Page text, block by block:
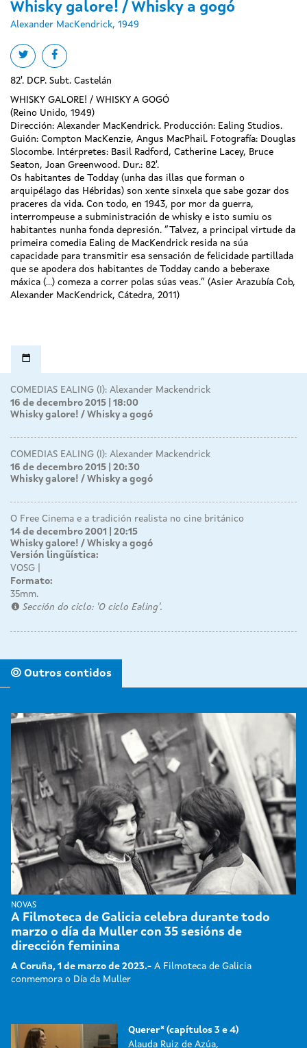
Whisky galore! / Whisky a gogó
Alexander MacKendrick, 1949
Share on twitter
Share on facebook
82'. DCP. Subt. Castelán
WHISKY GALORE! / WHISKY A GOGÓ
(Reino Unido, 1949)
Dirección: Alexander MacKendrick. Producción: Ealing Studios.
Guión: Compton MacKenzie, Angus MacPhail. Fotografía: Douglas
Slocombe. Intérpretes: Basil Radford, Catherine Lacey, Bruce
Seaton, Joan Greenwood. Dur.: 82'.
Os habitantes de Todday (unha das illas que forman o
arquipélago das Hébridas) son xente sinxela que sabe gozar dos
praceres da vida. Con todo, en 1943, por mor da guerra,
interrompeuse a subministración de whisky e isto sumiu os
habitantes nunha fonda depresión. “Talvez, a principal virtude da
primeira comedia Ealing de MacKendrick resida na súa
capacidade para transmitir esa sensación de felicidade partillada
que se apodera dos habitantes de Todday cando a beberaxe
máxica (…) comeza a correr polas súas veas.” (Asier Arazubía Cob,
Alexander MacKendrick, Cátedra, 2011)
COMEDIAS EALING (I): Alexander Mackendrick
16 de decembro 2015 | 18:00
Whisky galore! / Whisky a gogó
COMEDIAS EALING (I): Alexander Mackendrick
16 de decembro 2015 | 20:30
Whisky galore! / Whisky a gogó
O Free Cinema e a tradición realista no cine británico
14 de decembro 2001 | 20:15
Whisky galore! / Whisky a gogó
Versión lingüística:
VOSG
Formato:
35mm.
Sección do ciclo: 'O ciclo Ealing'.
Outros contidos
NOVAS
A Filmoteca de Galicia celebra durante todo
marzo o día da Muller con 35 sesións de
dirección feminina
A Coruña, 1 de marzo de 2023.- A Filmoteca de Galicia
conmemora o Día da Muller
Querer* (capítulos 3 e 4)
Alauda Ruiz de Azúa,